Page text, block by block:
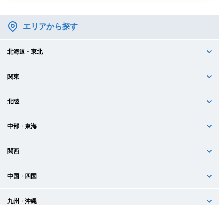
エリアから探す
北海道・東北
関東
北陸
中部・東海
関西
中国・四国
九州・沖縄